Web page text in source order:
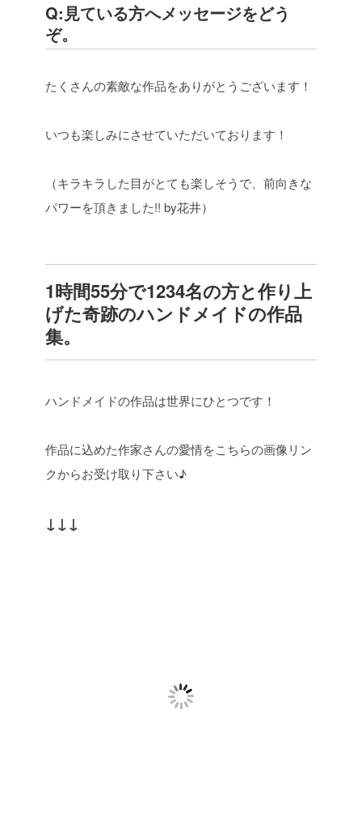
Q:見ている方へメッセージをどう
ぞ。
たくさんの素敵な作品をありがとうございます！
いつも楽しみにさせていただいております！
（キラキラした目がとても楽しそうで、前向きな
パワーを頂きました!! by花井）
1時間55分で1234名の方と作り上
げた奇跡のハンドメイドの作品
集。
ハンドメイドの作品は世界にひとつです！
作品に込めた作家さんの愛情をこちらの画像リン
クからお受け取り下さい♪
↓↓↓